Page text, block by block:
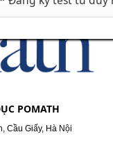
POMATH
Cầu Giấy, Hà Nội